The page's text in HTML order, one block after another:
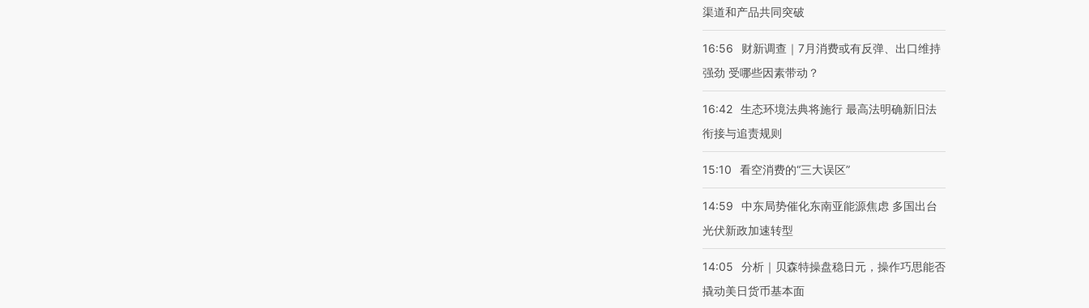
渠道和产品共同突破
16:56
财新调查｜7月消费或有反弹、出口维持
强劲 受哪些因素带动？
16:42 生态环境法典将施行 最高法明确新旧法
衔接与追责规则
15:10 看空消费的“三大误区”
14:59
中东局势催化东南亚能源焦虑 多国出台
光伏新政加速转型
14:05
分析｜贝森特操盘稳日元，操作巧思能否
撬动美日货币基本面